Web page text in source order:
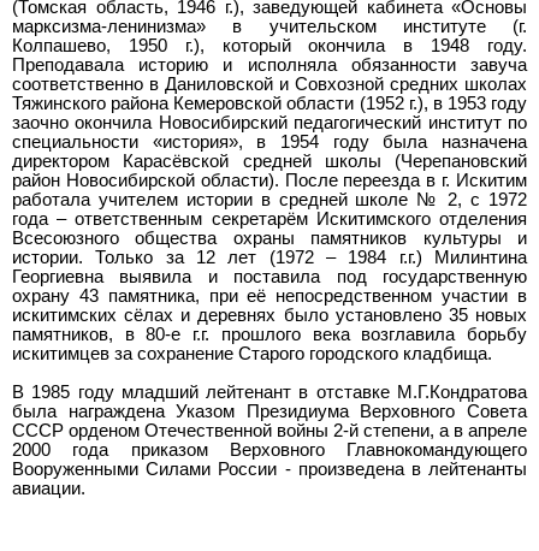
(Томская область, 1946 г.), заведующей кабинета «Основы
марксизма-ленинизма» в учительском институте (г.
Колпашево, 1950 г.), который окончила в 1948 году.
Преподавала историю и исполняла обязанности завуча
соответственно в Даниловской и Совхозной средних школах
Тяжинского района Кемеровской области (1952 г.), в 1953 году
заочно окончила Новосибирский педагогический институт по
специальности «история», в 1954 году была назначена
директором Карасёвской средней школы (Черепановский
район Новосибирской области). После переезда в г. Искитим
работала учителем истории в средней школе № 2, с 1972
года – ответственным секретарём Искитимского отделения
Всесоюзного общества охраны памятников культуры и
истории. Только за 12 лет (1972 – 1984 г.г.) Милинтина
Георгиевна выявила и поставила под государственную
охрану 43 памятника, при её непосредственном участии в
искитимских сёлах и деревнях было установлено 35 новых
памятников, в 80-е г.г. прошлого века возглавила борьбу
искитимцев за сохранение Старого городского кладбища.
В 1985 году младший лейтенант в отставке М.Г.Кондратова
была награждена Указом Президиума Верховного Совета
СССР орденом Отечественной войны 2-й степени, а в апреле
2000 года приказом Верховного Главнокомандующего
Вооруженными Силами России - произведена в лейтенанты
авиации.